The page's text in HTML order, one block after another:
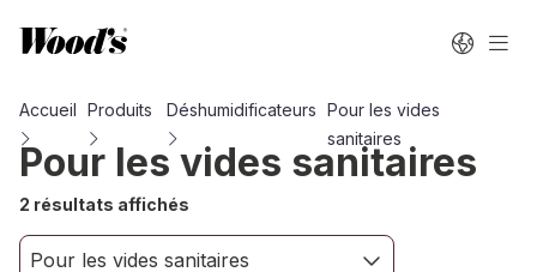
Accueil Produits Déshumidificateurs Pour les vides
sanitaires
Pour les vides sanitaires
2 résultats affichés